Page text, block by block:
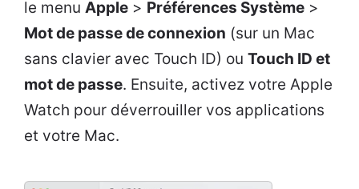
le menu Apple > Préférences Système >
Mot de passe de connexion (sur un Mac
sans clavier avec Touch ID) ou Touch ID et
mot de passe. Ensuite, activez votre Apple
Watch pour déverrouiller vos applications
et votre Mac.